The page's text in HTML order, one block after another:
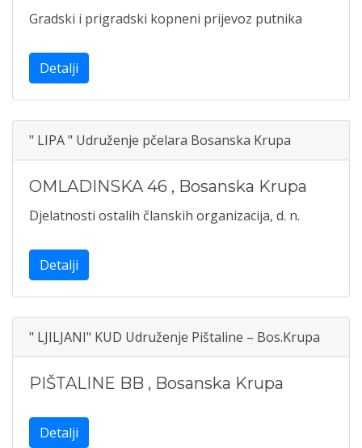
Gradski i prigradski kopneni prijevoz putnika
Detalji
" LIPA " Udruženje pčelara Bosanska Krupa
OMLADINSKA 46 , Bosanska Krupa
Djelatnosti ostalih članskih organizacija, d. n.
Detalji
" LJILJANI" KUD Udruženje Pištaline – Bos.Krupa
PIŠTALINE BB , Bosanska Krupa
Detalji